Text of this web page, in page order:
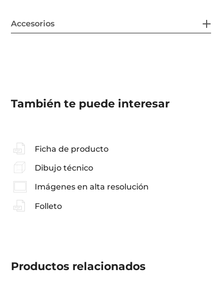
Accesorios
También te puede interesar
Ficha de producto
Dibujo técnico
Imágenes en alta resolución
Folleto
Productos relacionados